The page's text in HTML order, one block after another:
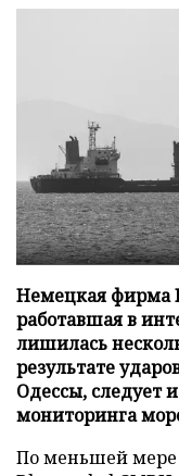
Немецкая фирма
работавшая в
лишилась
результате
Одессы, следует
мониторинга
По меньшей